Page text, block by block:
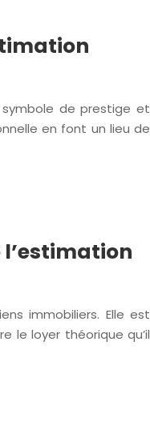
symbole de prestige et
en font un lieu de
immobiliers. Elle est
le loyer théorique qu’il